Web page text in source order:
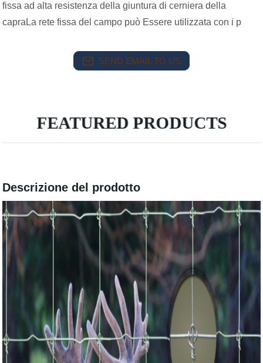
fissa ad alta resistenza della giuntura di cerniera della
capraLa rete fissa del campo può Essere utilizzata con i p
SEND EMAIL TO US
FEATURED PRODUCTS
Descrizione del prodotto